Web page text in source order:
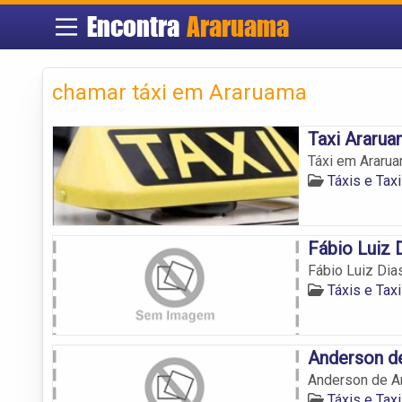
EncontraAraruama
chamar táxi em Araruama
Taxi
Táxi em
Táxis e
Fábio Luiz
Fábio Luiz
Táxis e
Anderson
Anderson de